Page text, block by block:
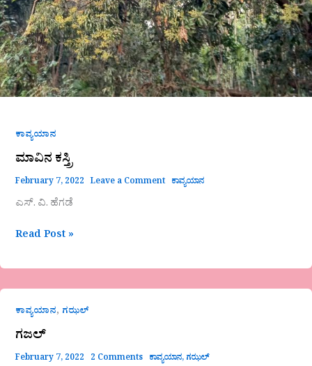
ಕಾವ್ಯಯಾನ
ಮಾವಿನ ಕಸ್ತ್ರಿ
February 7, 2022 Leave a Comment ಕಾವ್ಯಯಾನ
ಎಸ್. ವಿ. ಹೆಗಡೆ
Read Post »
ಕಾವ್ಯಯಾನ, ಗಝಲ್
ಗಜಲ್
February 7, 2022 2 Comments ಕಾವ್ಯಯಾನ, ಗಝಲ್